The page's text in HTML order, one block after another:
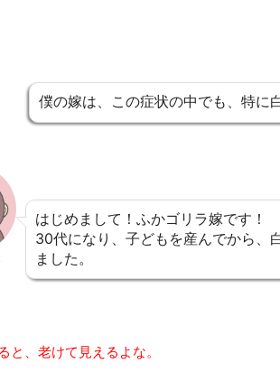
僕の嫁は、この症状の中でも、特に
はじめまして！ふかゴリラ嫁です！
30代になり、子どもを産んでから、
ました。
と、老けて見えるよな。